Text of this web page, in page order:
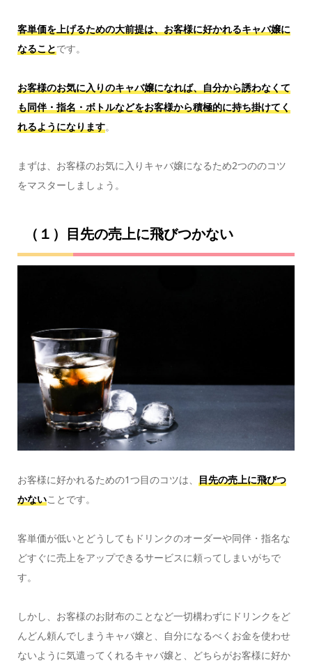
客単価を上げるための大前提は、お客様に好かれるキャバ嬢に
なることです。
お客様のお気に入りのキャバ嬢になれば、自分から誘わなくて
も同伴・指名・ボトルなどをお客様から積極的に持ち掛けてく
れるようになります。
まずは、お客様のお気に入りキャバ嬢になるため2つののコツ
をマスターしましょう。
（１）目先の売上に飛びつかない
お客様に好かれるための1つ目のコツは、 目先の売上に飛びつ
かないことです。
客単価が低いとどうしてもドリンクのオーダーや同伴・指名な
どすぐに売上をアップできるサービスに頼ってしまいがちで
す。
しかし、お客様のお財布のことなど一切構わずにドリンクをど
んどん頼んでしまうキャバ嬢と、自分になるべくお金を使わせ
ないように気遣ってくれるキャバ嬢と、どちらがお客様に好か